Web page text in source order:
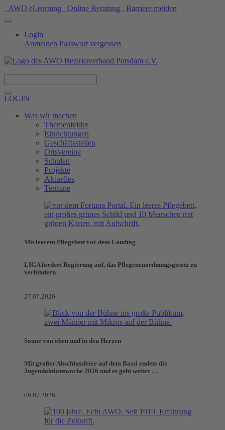
AWO eLearning Online Beratung Barriere melden
Login
Anmelden Passwort vergessen
LOGIN
Was wir machen
Themenfelder
Einrichtungen
Geschäftsstellen
Ortsvereine
Schulen
Projekte
Aktuelles
Termine
Mit leerem Pflegebett vor dem Landtag
LIGA fordert Regierung auf, das Pflegeneuordnungsgesetz zu
verhindern
27.07.2026
Sonne von oben und in den Herzen
Mit großer Abschlussfeier auf dem Bassi endete die
Jugendaktionswoche 2026 und es geht weiter …
09.07.2026